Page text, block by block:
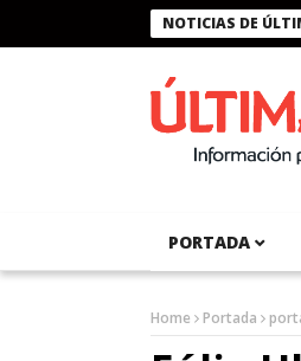
NOTICIAS DE
Presidente Bukele
PORTADA
Home Portada